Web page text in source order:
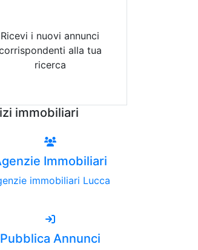
Ricevi i nuovi annunci
alla tua
ricerca
immobiliari
Immobiliari
immobiliari Lucca
Pubblica Annunci